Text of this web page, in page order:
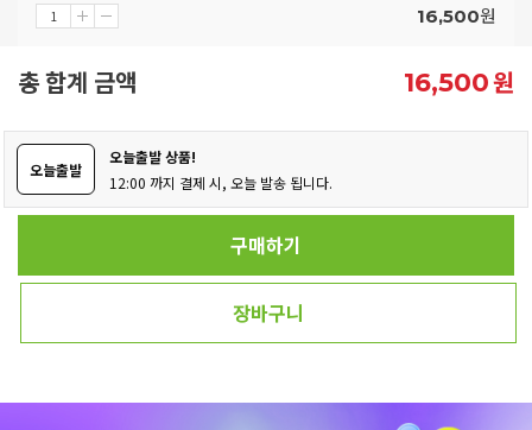
16,500원
총 합계 금액 16,500원
오늘출발
오늘출발 상품!
12:00 까지 결제 시, 오늘 발송 됩니다.
구매하기
장바구니